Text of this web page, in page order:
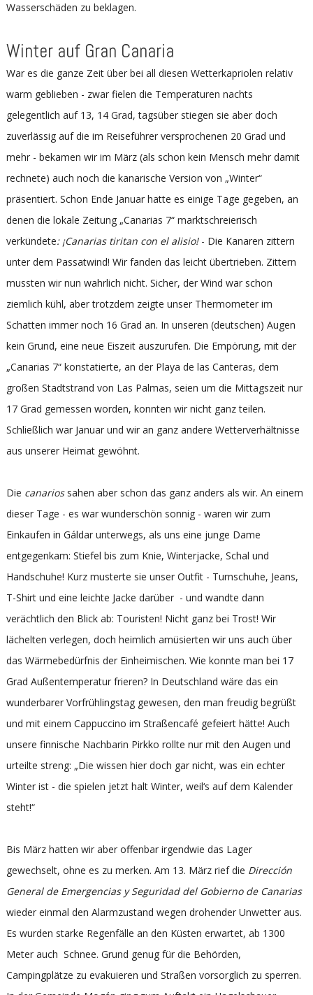
Wasserschäden zu beklagen.
Winter auf Gran Canaria
War es die ganze Zeit über bei all diesen Wetterkapriolen relativ
warm geblieben - zwar fielen die Temperaturen nachts
gelegentlich auf 13, 14 Grad, tagsüber stiegen sie aber doch
zuverlässig auf die im Reiseführer versprochenen 20 Grad und
mehr - bekamen wir im März (als schon kein Mensch mehr damit
rechnete) auch noch die kanarische Version von „Winter“
präsentiert. Schon Ende Januar hatte es einige Tage gegeben, an
denen die lokale Zeitung „Canarias 7“ marktschreierisch
verkündete: ¡Canarias tiritan con el alisio!- Die Kanaren zittern
unter dem Passatwind! Wir fanden das leicht übertrieben. Zittern
mussten wir nun wahrlich nicht. Sicher, der Wind war schon
ziemlich kühl, aber trotzdem zeigte unser Thermometer im
Schatten immer noch 16 Grad an. In unseren (deutschen) Augen
kein Grund, eine neue Eiszeit auszurufen. Die Empörung, mit der
„Canarias 7“ konstatierte, an der Playa de las Canteras, dem
großen Stadtstrand von Las Palmas, seien um die Mittagszeit nur
17 Grad gemessen worden, konnten wir nicht ganz teilen.
Schließlich war Januar und wir an ganz andere Wetterverhältnisse
aus unserer Heimat gewöhnt.
Die canariossahen aber schon das ganz anders als wir. An einem
dieser Tage - es war wunderschön sonnig - waren wir zum
Einkaufen in Gáldar unterwegs, als uns eine junge Dame
entgegenkam: Stiefel bis zum Knie, Winterjacke, Schal und
Handschuhe! Kurz musterte sie unser Outfit - Turnschuhe, Jeans,
T-Shirt und eine leichte Jacke darüber - und wandte dann
verächtlich den Blick ab: Touristen! Nicht ganz bei Trost! Wir
lächelten verlegen, doch heimlich amüsierten wir uns auch über
das Wärmebedürfnis der Einheimischen. Wie konnte man bei 17
Grad Außentemperatur frieren? In Deutschland wäre das ein
wunderbarer Vorfrühlingstag gewesen, den man freudig begrüßt
und mit einem Cappuccino im Straßencafé gefeiert hätte! Auch
unsere finnische Nachbarin Pirkko rollte nur mit den Augen und
urteilte streng: „Die wissen hier doch gar nicht, was ein echter
Winter ist - die spielen jetzt halt Winter, weil‘s auf dem Kalender
steht!“
Bis März hatten wir aber offenbar irgendwie das Lager
gewechselt, ohne es zu merken. Am 13. März rief die Dirección
General de Emergencias y Seguridad del Gobierno de Canarias
wieder einmal den Alarmzustand wegen drohender Unwetter aus.
Es wurden starke Regenfälle an den Küsten erwartet, ab 1300
Meter auch Schnee. Grund genug für die Behörden,
Campingplätze zu evakuieren und Straßen vorsorglich zu sperren.